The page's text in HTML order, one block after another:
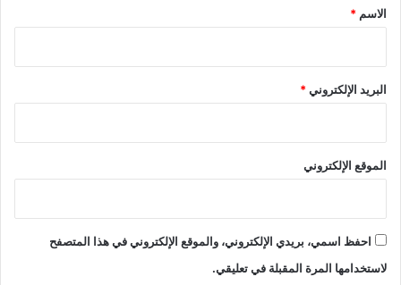
*
الاسم *
البريد الإلكتروني*
الموقع الإلكتروني
احفظ اسمي، بريدي الإلكتروني، والموقع الإلكتروني في هذا المتصفح
لاستخدامها المرة المقبلة في تعليقي.